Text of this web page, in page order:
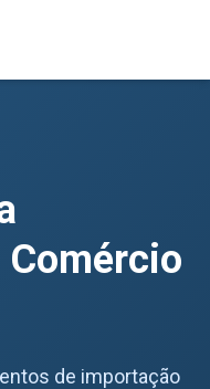
de importação